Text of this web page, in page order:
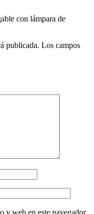
con lámpara de
publicada. Los campos
y web en este navegador